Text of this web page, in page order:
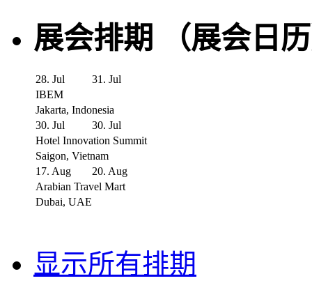
展会排期 （展会日
28. Jul
31. Jul
IBEM
Jakarta, Indonesia
30. Jul
30. Jul
Hotel Innovation Summit
Saigon, Vietnam
17. Aug
20. Aug
Arabian Travel Mart
Dubai, UAE
显示所有排期